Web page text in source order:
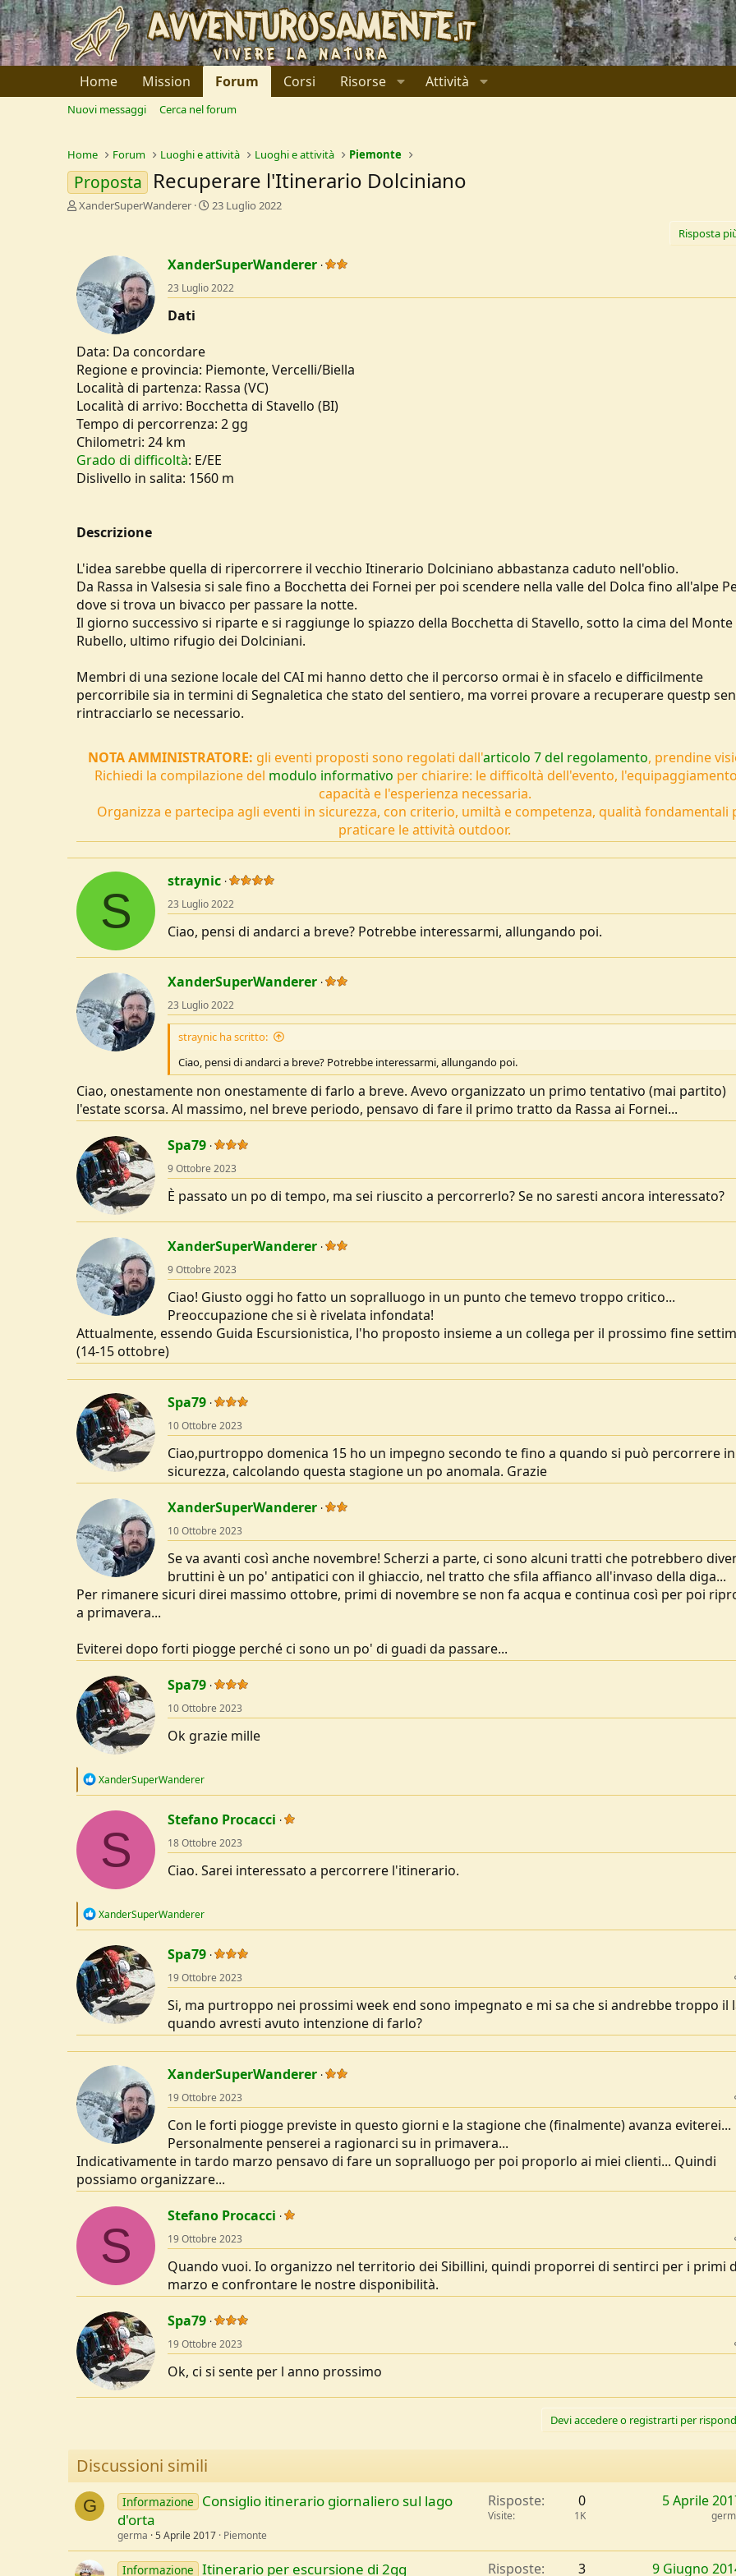
Home Mission Forum Corsi Risorse Attività
Nuovi messaggi Cerca nel forum
Home Forum Luoghi e attività Luoghi e attività Piemonte
Proposta Recuperare l'Itinerario Dolciniano
C
o
r
e
D
s
c
u
s
s
i
o
n
e
XanderSuperWanderer
D
d
I
o
23 Luglio 2022
Risposta
XanderSuperWanderer
23 Luglio 2022
Dati
Data: Da concordare
Regione e provincia: Piemonte, Vercelli/Biella
Località di partenza: Rassa (VC)
Località di arrivo: Bocchetta di Stavello (BI)
Tempo di percorrenza: 2 gg
Chilometri: 24 km
Grado di difficoltà: E/EE
Dislivello in salita: 1560 m
Descrizione
L'idea sarebbe quella di ripercorrere il vecchio Itinerario Dolciniano abbastanza caduto nell'oblio.
Da Rassa in Valsesia si sale fino a Bocchetta dei Fornei per poi scendere nella valle del Dolca fino all'alpe
dove si trova un bivacco per passare la notte.
Il giorno successivo si riparte e si raggiunge lo spiazzo della Bocchetta di Stavello, sotto la cima del Monte
Rubello, ultimo rifugio dei Dolciniani.
Membri di una sezione locale del CAI mi hanno detto che il percorso ormai è in sfacelo e difficilmente
percorribile sia in termini di Segnaletica che stato del sentiero, ma vorrei provare a recuperare questp
rintracciarlo se necessario.
NOTA AMMINISTRATORE: gli eventi proposti sono regolati dall'articolo 7 del regolamento, prendine
Richiedi la compilazione del modulo informativo per chiarire: le difficoltà dell'evento,
capacità e l'esperienza necessaria.
Organizza e partecipa agli eventi in sicurezza, con criterio, umiltà e competenza, qualità fondamentali
praticare le attività outdoor.
S
straynic
23 Luglio 2022
Ciao, pensi di andarci a breve? Potrebbe interessarmi, allungando poi.
XanderSuperWanderer
23 Luglio 2022
straynic ha scritto:
Ciao, pensi di andarci a breve? Potrebbe interessarmi, allungando poi.
Ciao, onestamente non onestamente di farlo a breve. Avevo organizzato un primo tentativo (mai partito)
l'estate scorsa. Al massimo, nel breve periodo, pensavo di fare il primo tratto da Rassa ai Fornei...
Spa79
9 Ottobre 2023
È passato un po di tempo, ma sei riuscito a percorrerlo? Se no saresti ancora interessato?
XanderSuperWanderer
9 Ottobre 2023
Ciao! Giusto oggi ho fatto un sopralluogo in un punto che temevo troppo critico...
Preoccupazione che si è rivelata infondata!
Attualmente, essendo Guida Escursionistica, l'ho proposto insieme a un collega per il prossimo fine
(14-15 ottobre)
Spa79
10 Ottobre 2023
Ciao,purtroppo domenica 15 ho un impegno secondo te fino a quando si può percorrere in
sicurezza, calcolando questa stagione un po anomala. Grazie
XanderSuperWanderer
10 Ottobre 2023
Se va avanti così anche novembre! Scherzi a parte, ci sono alcuni tratti che potrebbero
bruttini è un po' antipatici con il ghiaccio, nel tratto che sfila affianco all'invaso della diga...
Per rimanere sicuri direi massimo ottobre, primi di novembre se non fa acqua e continua così per poi
a primavera...
Eviterei dopo forti piogge perché ci sono un po' di guadi da passare...
Spa79
10 Ottobre 2023
Ok grazie mille
R
c
o
s
XanderSuperWanderer
S
Stefano Procacci
18 Ottobre 2023
Ciao. Sarei interessato a percorrere l'itinerario.
R
c
t
i
o
n
s
XanderSuperWanderer
Spa79
19 Ottobre 2023
Si, ma purtroppo nei prossimi week end sono impegnato e mi sa che si andrebbe troppo il
quando avresti avuto intenzione di farlo?
XanderSuperWanderer
19 Ottobre 2023
Con le forti piogge previste in questo giorni e la stagione che (finalmente) avanza eviterei...
Personalmente penserei a ragionarci su in primavera...
Indicativamente in tardo marzo pensavo di fare un sopralluogo per poi proporlo ai miei clienti... Quindi
possiamo organizzare...
S
Stefano Procacci
19 Ottobre 2023
Quando vuoi. Io organizzo nel territorio dei Sibillini, quindi proporrei di sentirci per i primi
marzo e confrontare le nostre disponibilità.
Spa79
19 Ottobre 2023
Ok, ci si sente per l anno prossimo
Devi accedere o registrarti per
Discussioni simili
G Informazione
Consiglio itinerario giornaliero sul lago
d'orta
germa 5 Aprile 2017 Piemonte
Risposte 0
Visite 1K
5 Aprile
Informazione Itinerario per escursione di 2gg Risposte 3 9 Giugno